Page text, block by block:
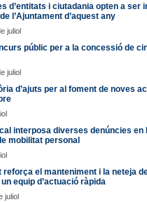
d’entitats i ciutadania opten a ser
l’Ajuntament d’aquest any
juliol
públic per a la concessió de
juliol
d’ajuts per al foment de noves
interposa diverses denúncies en
mobilitat personal
reforça el manteniment i la neteja
equip d’actuació ràpida
juliol